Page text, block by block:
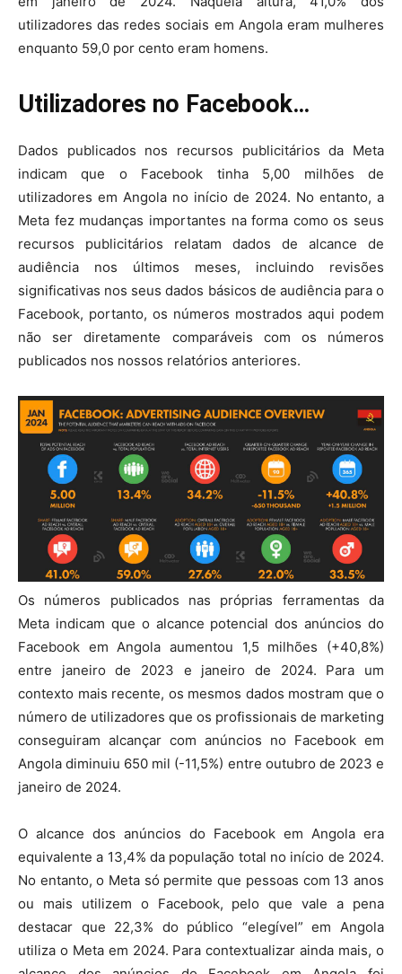
utilizadores das redes sociais em Angola eram mulheres
enquanto 59,0 por cento eram homens.
Utilizadores no Facebook…
Dados publicados nos recursos publicitários da Meta
indicam que o Facebook tinha 5,00 milhões de
utilizadores em Angola no início de 2024. No entanto, a
Meta fez mudanças importantes na forma como os seus
recursos publicitários relatam dados de alcance de
audiência nos últimos meses, incluindo revisões
significativas nos seus dados básicos de audiência para o
Facebook, portanto, os números mostrados aqui podem
não ser diretamente comparáveis com os números
publicados nos nossos relatórios anteriores.
Os números publicados nas próprias ferramentas da
Meta indicam que o alcance potencial dos anúncios do
Facebook em Angola aumentou 1,5 milhões (+40,8%)
entre janeiro de 2023 e janeiro de 2024. Para um
contexto mais recente, os mesmos dados mostram que o
número de utilizadores que os profissionais de marketing
conseguiram alcançar com anúncios no Facebook em
Angola diminuiu 650 mil (-11,5%) entre outubro de 2023 e
janeiro de 2024.
O alcance dos anúncios do Facebook em Angola era
equivalente a 13,4% da população total no início de 2024.
No entanto, o Meta só permite que pessoas com 13 anos
ou mais utilizem o Facebook, pelo que vale a pena
destacar que 22,3% do público “elegível” em Angola
utiliza o Meta em 2024. Para contextualizar ainda mais, o